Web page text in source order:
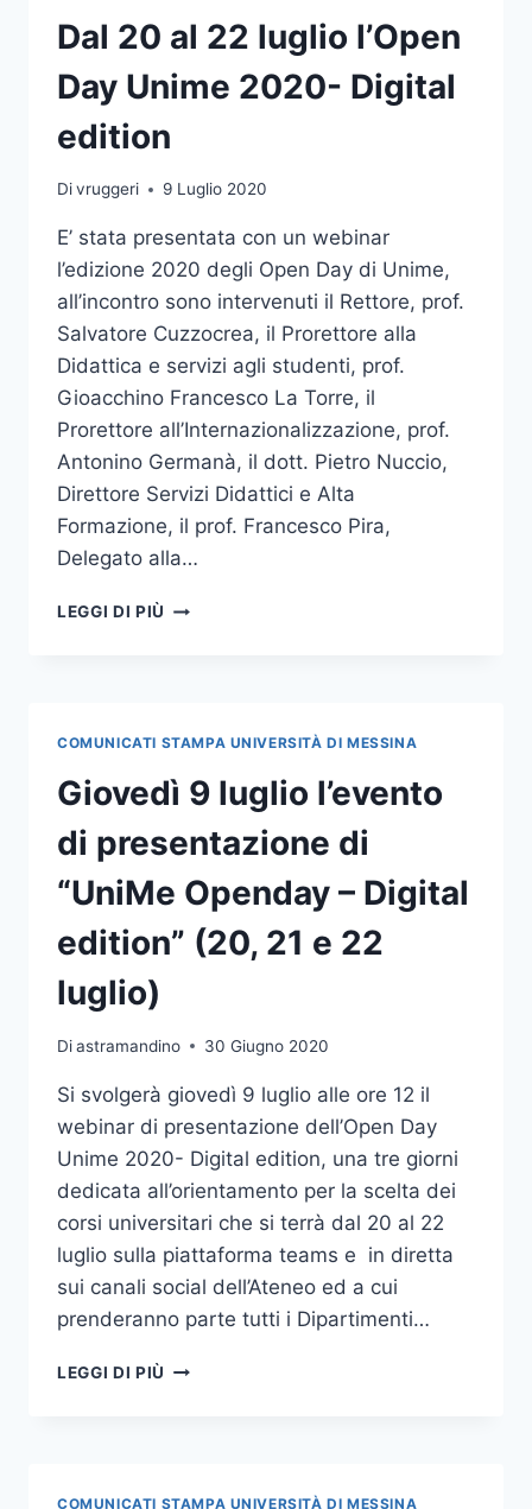
Dal 20 al 22 luglio l’Open
Day Unime 2020- Digital
edition
Divruggeri 9 Luglio 2020
E’ stata presentata con un webinar
l’edizione 2020 degli Open Day di Unime,
all’incontro sono intervenuti il Rettore, prof.
Salvatore Cuzzocrea, il Prorettore alla
Didattica e servizi agli studenti, prof.
Gioacchino Francesco La Torre, il
Prorettore all’Internazionalizzazione, prof.
Antonino Germanà, il dott. Pietro Nuccio,
Direttore Servizi Didattici e Alta
Formazione, il prof. Francesco Pira,
Delegato alla…
LEGGI DI PIÙ DAL
UNIME
2020-
DIGITAL
EDITION
COMUNICATI STAMPA UNIVERSITÀ DI MESSINA
Giovedì 9 luglio l’evento
di presentazione di
“UniMe Openday – Digital
edition” (20, 21 e 22
luglio)
Diastramandino 30 Giugno 2020
Si svolgerà giovedì 9 luglio alle ore 12 il
webinar di presentazione dell’Open Day
Unime 2020- Digital edition, una tre giorni
dedicata all’orientamento per la scelta dei
corsi universitari che si terrà dal 20 al 22
luglio sulla piattaforma teams e in diretta
sui canali social dell’Ateneo ed a cui
prenderanno parte tutti i Dipartimenti…
LEGGI DI PIÙ GIOVEDÌ
COMUNICATI STAMPA UNIVERSITÀ DI MESSINA